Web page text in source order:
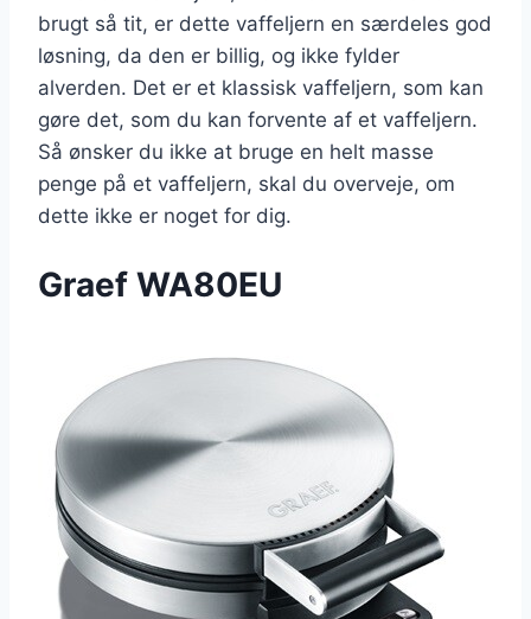
brugt så tit, er dette vaffeljern en særdeles god
løsning, da den er billig, og ikke fylder
alverden. Det er et klassisk vaffeljern, som kan
gøre det, som du kan forvente af et vaffeljern.
Så ønsker du ikke at bruge en helt masse
penge på et vaffeljern, skal du overveje, om
dette ikke er noget for dig.
Graef WA80EU